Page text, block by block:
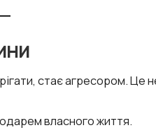
стає агресором. Це
власного життя.